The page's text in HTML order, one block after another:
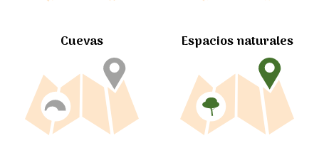
Cuevas Espacios naturales